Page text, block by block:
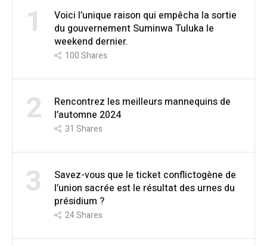
1
Voici l’unique raison qui empêcha la sortie
du gouvernement Suminwa Tuluka le
weekend dernier.
100Shares
2
Rencontrez les meilleurs mannequins de
l’automne 2024
31 Shares
3
Savez-vous que le ticket conflictogène de
l’union sacrée est le résultat des urnes du
présidium ?
24Shares